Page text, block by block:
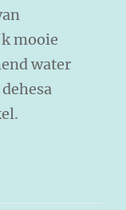
mooie
water